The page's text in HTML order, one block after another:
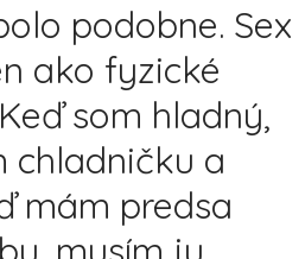
podobne. Sex
ako fyzické
som hladný,
chladničku a
mám predsa